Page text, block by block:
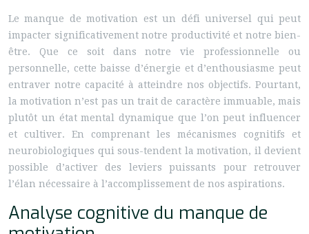
Le manque de motivation est un défi universel qui peut
impacter significativement notre productivité et notre bien-
être. Que ce soit dans notre vie professionnelle ou
personnelle, cette baisse d’énergie et d’enthousiasme peut
entraver notre capacité à atteindre nos objectifs. Pourtant,
la motivation n’est pas un trait de caractère immuable, mais
plutôt un état mental dynamique que l’on peut influencer
et cultiver. En comprenant les mécanismes cognitifs et
neurobiologiques qui sous-tendent la motivation, il devient
possible d’activer des leviers puissants pour retrouver
l’élan nécessaire à l’accomplissement de nos aspirations.
Analyse cognitive du manque de